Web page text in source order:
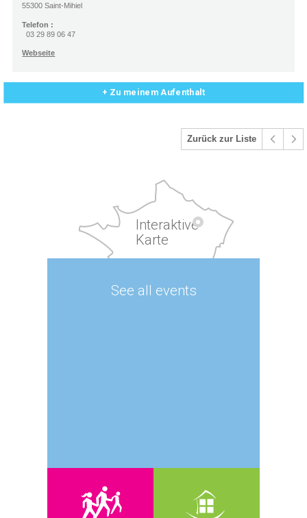
55300 Saint-Mihiel
Telefon :
03 29 89 06 47
Webseite
+ Zu meinem Aufenthalt
Zurück zur Liste
Interaktive
Karte
See all events